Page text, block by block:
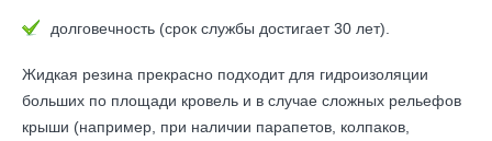
долговечность (срок службы достигает 30 лет).
Жидкая резина прекрасно подходит для гидроизоляции
больших по площади кровель и в случае сложных рельефов
крыши (например, при наличии парапетов, колпаков,